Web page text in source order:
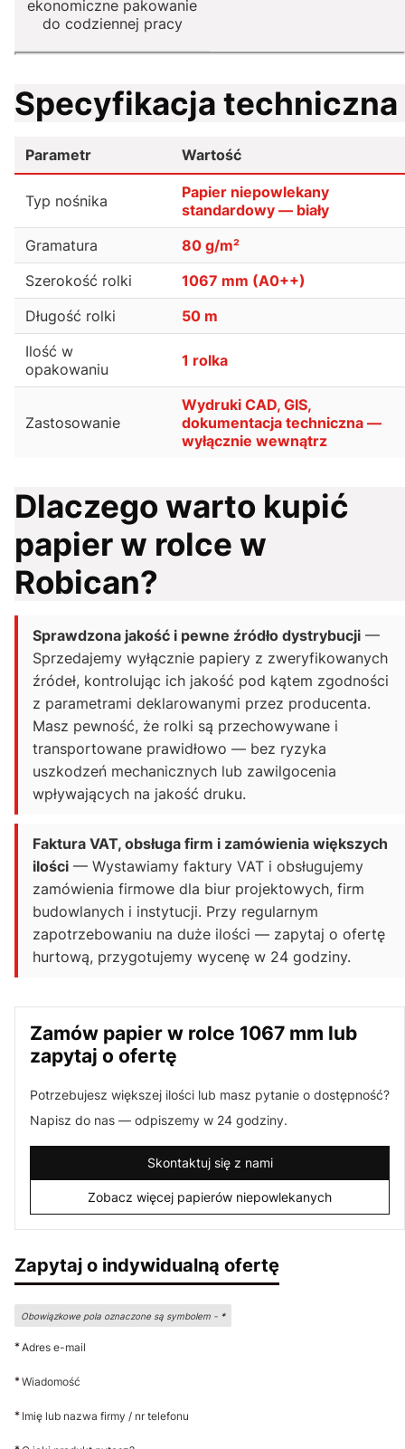
ekonomiczne pakowanie
do codziennej pracy
Specyfikacja techniczna
Parametr Wartość
Typ nośnika
Papier niepowlekany
standardowy — biały
Gramatura
80 g/m²
Szerokość rolki
1067 mm (A0++)
Długość rolki
50 m
Ilość w
opakowaniu
1 rolka
Zastosowanie
Wydruki CAD, GIS,
dokumentacja techniczna —
wyłącznie wewnątrz
Dlaczego warto kupić
papier w rolce w
Robican?
Sprawdzona jakość i pewne źródło dystrybucji —
Sprzedajemy wyłącznie papiery z zweryfikowanych
źródeł, kontrolując ich jakość pod kątem zgodności
z parametrami deklarowanymi przez producenta.
Masz pewność, że rolki są przechowywane i
transportowane prawidłowo — bez ryzyka
uszkodzeń mechanicznych lub zawilgocenia
wpływających na jakość druku.
Faktura VAT, obsługa firm i zamówienia większych
ilości — Wystawiamy faktury VAT i obsługujemy
zamówienia firmowe dla biur projektowych, firm
budowlanych i instytucji. Przy regularnym
zapotrzebowaniu na duże ilości — zapytaj o ofertę
hurtową, przygotujemy wycenę w 24 godziny.
Zamów papier w rolce 1067 mm lub
zapytaj o ofertę
Potrzebujesz większej ilości lub masz pytanie o dostępność?
Napisz do nas — odpiszemy w 24 godziny.
Skontaktuj się z nami
Zobacz więcej papierów niepowlekanych
Zapytaj o indywidualną ofertę
Obowiązkowe pola oznaczone są symbolem - *
*Adres e-mail
*Wiadomość
* Imię lub nazwa firmy / nr telefonu